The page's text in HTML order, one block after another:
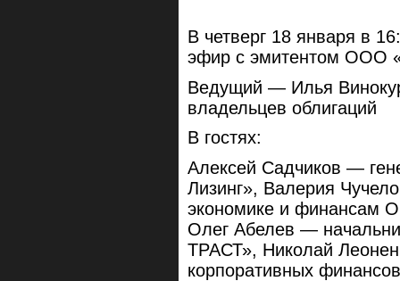
В четверг 18 января в
эфир с эмитентом ООО
Ведущий — Илья
владельцев облигаций
В гостях:
Алексей Садчиков —
Лизинг», Валерия
экономике и финансам
Олег Абелев —
ТРАСТ», Николай
корпоративных